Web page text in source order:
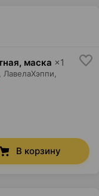
маска ×1
ЛавелаХэппи
В корзину